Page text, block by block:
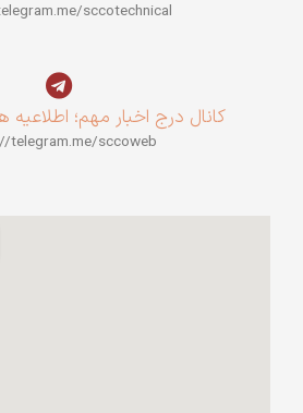
sccotechnical
کانال درج اخبار مهم؛
telegram.me/sccoweb